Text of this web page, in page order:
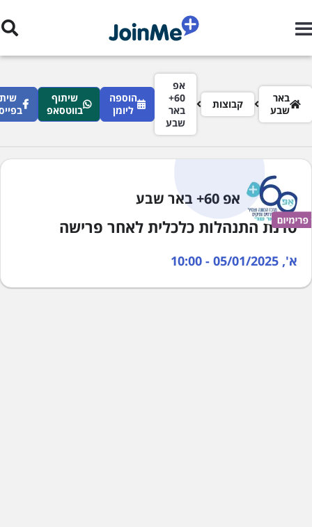
פרורי לחם
באר
שבע
קבוצות
אפ
60+
באר
שבע
הוספה
ליומן
שיתוף
בווטסאפ
אפ 60+ באר שבע
סדנת התנהלות כלכלית לאחר פרישה
א', 05/01/2025 - 10:00